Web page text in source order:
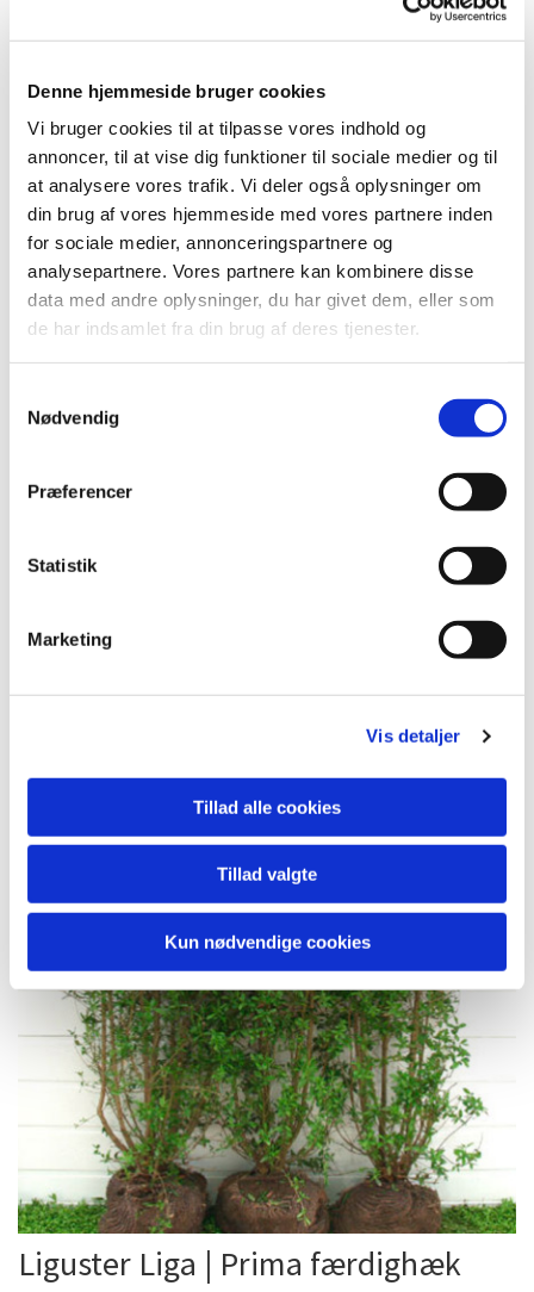
Denne hjemmeside bruger cookies
Vi bruger cookies til at tilpasse vores indhold og
annoncer, til at vise dig funktioner til sociale medier og til
at analysere vores trafik. Vi deler også oplysninger om
din brug af vores hjemmeside med vores partnere inden
for sociale medier, annonceringspartnere og
analysepartnere. Vores partnere kan kombinere disse
data med andre oplysninger, du har givet dem, eller som
de har indsamlet fra din brug af deres tjenester.
Nødvendig
Præferencer
Statistik
Marketing
Vis detaljer
Tillad alle cookies
Tillad valgte
Kun nødvendige cookies
og som har tid til at vente på at hækken vokser sig tæt. Bøgehækken
Leveres i højde: 50-80 / 80-120 cm
Anbefalet plantetæthed: 4-5 planter pr. meter.
Bøgehækkens kendetegn:
Mørkegrønne blade.
Orange-brunt efterårsløv.
Grå-brun bark.
Bærer blade hele året til de nye knopper springer ud i foråret.
Vokser 10-20 cm pr. år.
Liguster Liga | Prima færdighæk